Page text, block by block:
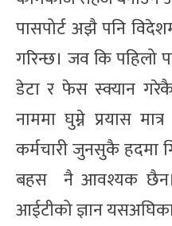
पासपोर्ट अझै पनि
गरिन्छ। जव कि पहिलो
डेटा र फेस स्क्यान
नाममा घुम्ने प्रयास
कर्मचारी जुनसुकै हदमा
बहस नै आवश्यक छैन।
आईटीको ज्ञान